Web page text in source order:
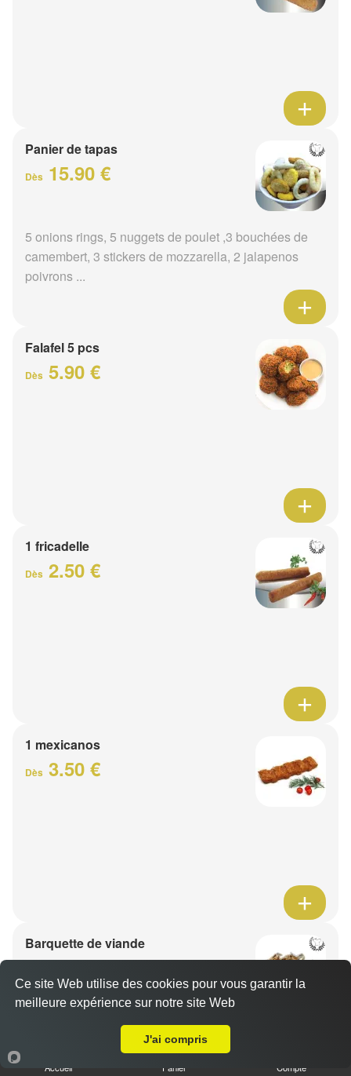
Panier de tapas
Dès 15.90 €
5 onions rings, 5 nuggets de poulet ,3 bouchées de
camembert, 3 stickers de mozzarella, 2 jalapenos
poivrons ...
Falafel 5 pcs
Dès 5.90 €
1 fricadelle
Dès 2.50 €
1 mexicanos
Dès 3.50 €
Barquette de viande
7.50 €
1 viande au choix
Accueil Panier Compte
Ce site Web utilise des cookies pour vous garantir la
meilleure expérience sur notre site Web
J'ai compris